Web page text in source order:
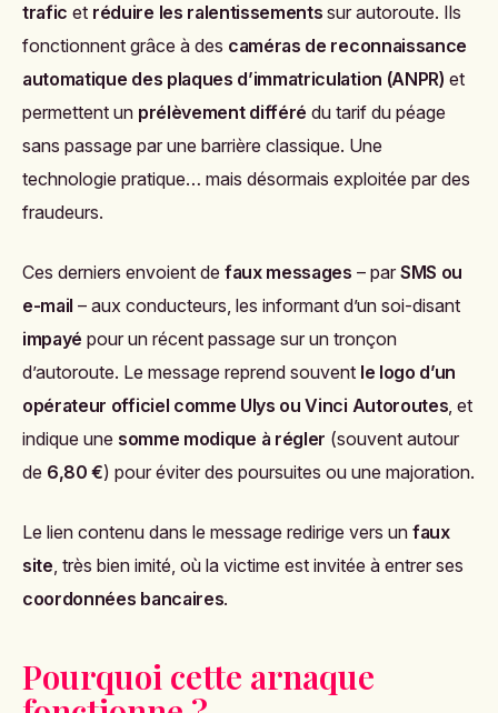
trafic et réduire les ralentissements sur autoroute. Ils
fonctionnent grâce à des caméras de reconnaissance
automatique des plaques d’immatriculation (ANPR) et
permettent un prélèvement différé du tarif du péage
sans passage par une barrière classique. Une
technologie pratique… mais désormais exploitée par des
fraudeurs.
Ces derniers envoient de faux messages – par SMS ou
e-mail – aux conducteurs, les informant d’un soi-disant
impayé pour un récent passage sur un tronçon
d’autoroute. Le message reprend souvent le logo d’un
opérateur officiel comme Ulys ou Vinci Autoroutes, et
indique une somme modique à régler (souvent autour
de 6,80 €) pour éviter des poursuites ou une majoration.
Le lien contenu dans le message redirige vers un faux
site, très bien imité, où la victime est invitée à entrer ses
coordonnées bancaires.
Pourquoi cette arnaque